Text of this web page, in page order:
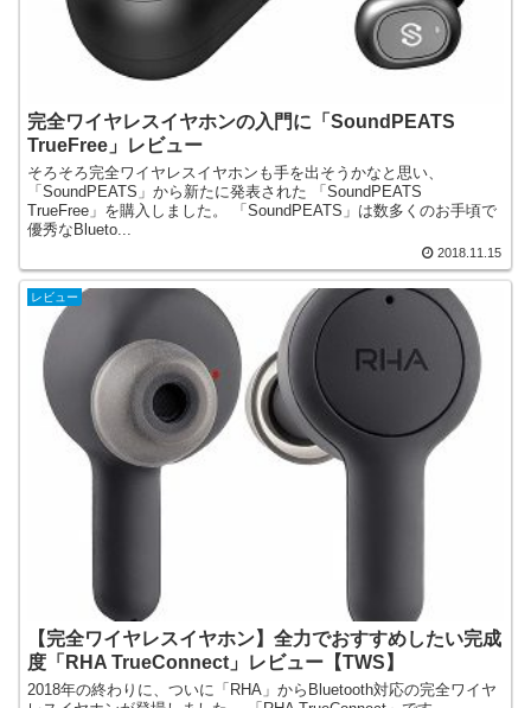
完全ワイヤレスイヤホンの入門に「SoundPEATS
TrueFree」レビュー
そろそろ完全ワイヤレスイヤホンも手を出そうかなと思い、
「SoundPEATS」から新たに発表された 「SoundPEATS
TrueFree」を購入しました。 「SoundPEATS」は数多くのお手頃で
優秀なBlueto...
2018.11.15
レビュー
【完全ワイヤレスイヤホン】全力でおすすめしたい完成
度「RHA TrueConnect」レビュー【TWS】
2018年の終わりに、ついに「RHA」からBluetooth対応の完全ワイヤ